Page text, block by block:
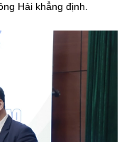
Hải khẳng định.